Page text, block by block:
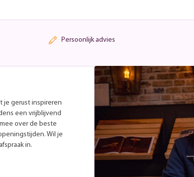
Persoonlijk advies
je gerust inspireren
een vrijblijvend
over de beste
Wil je
in.